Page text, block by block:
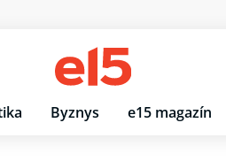
Byznys e15 magazín